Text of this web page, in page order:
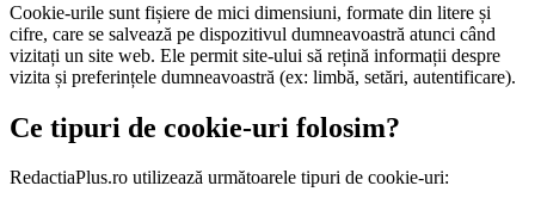
Cookie-urile sunt fișiere de mici dimensiuni, formate din litere și
cifre, care se salvează pe dispozitivul dumneavoastră atunci când
vizitați un site web. Ele permit site-ului să rețină informații despre
vizita și preferințele dumneavoastră (ex: limbă, setări, autentificare).
Ce tipuri de cookie-uri folosim?
RedactiaPlus.ro utilizează următoarele tipuri de cookie-uri: